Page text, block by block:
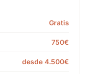
Gratis
750€
desde 4.500€